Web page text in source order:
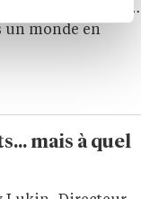
sur un enjeu
un monde en
mais à quel